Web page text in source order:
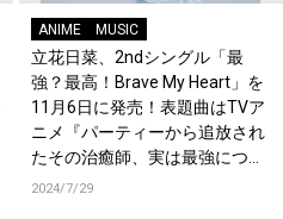
ANIME MUSIC
立花日菜、2ndシングル「最
強？最高！Brave My Heart」を
11月6日に発売！表題曲はTVア
ニメ『パーティーから追放され
たその治癒師、実は最強につ
き』のOP主題歌に決定！自身初
2024/7/29